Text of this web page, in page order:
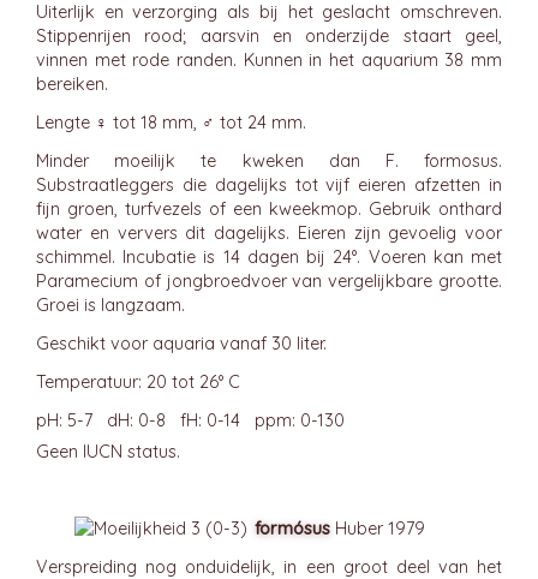
Uiterlijk en verzorging als bij het geslacht omschreven.
Stippenrijen rood; aarsvin en onderzijde staart geel,
vinnen met rode randen. Kunnen in het aquarium 38 mm
bereiken.
Lengte ♀ tot 18 mm, ♂ tot 24 mm.
Minder moeilijk te kweken dan F. formosus.
Substraatleggers die dagelijks tot vijf eieren afzetten in
fijn groen, turfvezels of een kweekmop. Gebruik onthard
water en ververs dit dagelijks. Eieren zijn gevoelig voor
schimmel. Incubatie is 14 dagen bij 24°. Voeren kan met
Paramecium of jongbroedvoer van vergelijkbare grootte.
Groei is langzaam.
Geschikt voor aquaria vanaf 30 liter.
Temperatuur: 20 tot 26° C
pH: 5-7 dH: 0-8 fH: 0-14 ppm: 0-130
Geen IUCN status.
formósus Huber 1979
Verspreiding nog onduidelijk, in een groot deel van het